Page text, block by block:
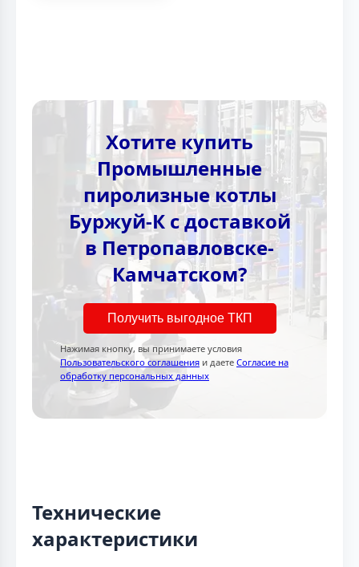
Хотите купить
Промышленные
пиролизные котлы
Буржуй-К с доставкой
в Петропавловске-
Камчатском?
Получить выгодное ТКП
Нажимая кнопку, вы принимаете условия
Пользовательского соглашения и даете Согласие на
обработку персональных данных
Технические
характеристики